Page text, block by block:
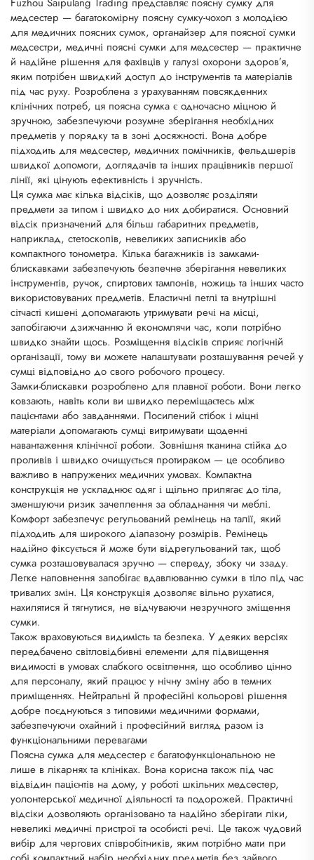
медсестер — багатокомірну поясну сумку-чохол з молодією
для медичних поясних сумок, органайзер для поясної сумки
медсестри, медичні поясні сумки для медсестер — практичне
й надійне рішення для фахівців у галузі охорони здоров’я,
яким потрібен швидкий доступ до інструментів та матеріалів
під час руху. Розроблена з урахуванням повсякденних
клінічних потреб, ця поясна сумка є одночасно міцною й
зручною, забезпечуючи розумне зберігання необхідних
предметів у порядку та в зоні досяжності. Вона добре
підходить для медсестер, медичних помічників, фельдшерів
швидкої допомоги, доглядачів та інших працівників першої
лінії, які цінують ефективність і зручність.
Ця сумка має кілька відсіків, що дозволяє розділяти
предмети за типом і швидко до них добиратися. Основний
відсік призначений для більш габаритних предметів,
наприклад, стетоскопів, невеликих записників або
компактного тонометра. Кілька багажників із замками-
блискавками забезпечують безпечне зберігання невеликих
інструментів, ручок, спиртових тампонів, ножиць та інших часто
використовуваних предметів. Еластичні петлі та внутрішні
сітчасті кишені допомагають утримувати речі на місці,
запобігаючи дзижчанню й економлячи час, коли потрібно
швидко знайти щось. Розміщення відсіків сприяє логічній
організації, тому ви можете налаштувати розташування речей у
сумці відповідно до свого робочого процесу.
Замки-блискавки розроблено для плавної роботи. Вони легко
ковзають, навіть коли ви швидко переміщаєтесь між
пацієнтами або завданнями. Посилений стібок і міцні
матеріали допомагають сумці витримувати щоденні
навантаження клінічної роботи. Зовнішня тканина стійка до
проливів і швидко очищується протираком — це особливо
важливо в напружених медичних умовах. Компактна
конструкція не ускладнює одяг і щільно прилягає до тіла,
зменшуючи ризик зачеплення за обладнання чи меблі.
Комфорт забезпечує регульований ремінець на талії, який
підходить для широкого діапазону розмірів. Ремінець
надійно фіксується й може бути відрегульований так, щоб
сумка розташовувалася зручно — спереду, збоку чи ззаду.
Легке наповнення запобігає вдавлюванню сумки в тіло під час
тривалих змін. Ця конструкція дозволяє вільно рухатися,
нахилятися й тягнутися, не відчуваючи незручного зміщення
сумки.
Також враховуються видимість та безпека. У деяких версіях
передбачено світловідбивні елементи для підвищення
видимості в умовах слабкого освітлення, що особливо цінно
для персоналу, який працює у нічну зміну або в темних
приміщеннях. Нейтральні й професійні кольорові рішення
добре поєднуються з типовими медичними формами,
забезпечуючи охайний і професійний вигляд разом із
функціональними перевагами
Поясна сумка для медсестер є багатофункціональною не
лише в лікарнях та клініках. Вона корисна також під час
відвідин пацієнтів на дому, у роботі шкільних медсестер,
уолонтерської медичної діяльності та подорожей. Практичні
відсіки дозволяють організовано та надійно зберігати ліки,
невеликі медичні пристрої та особисті речі. Це також чудовий
вибір для чергових співробітників, яким потрібно мати при